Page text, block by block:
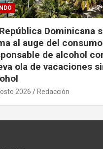
Dominicana
al auge del consumo
de alcohol
ola de vacaciones
2026 Redacción